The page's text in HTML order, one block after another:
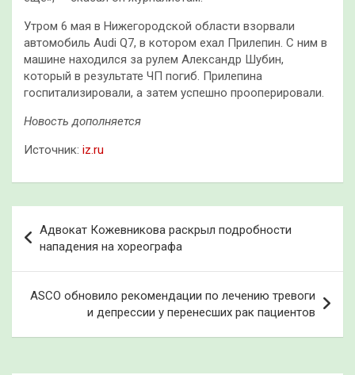
Утром 6 мая в Нижегородской области взорвали
автомобиль Audi Q7, в котором ехал Прилепин. С ним в
машине находился за рулем Александр Шубин,
который в результате ЧП погиб. Прилепина
госпитализировали, а затем успешно прооперировали.
Новость дополняется
Источник: iz.ru
по
записям
Адвокат Кожевникова раскрыл подробности
нападения на хореографа
ASCO обновило рекомендации по лечению тревоги
и депрессии у перенесших рак пациентов